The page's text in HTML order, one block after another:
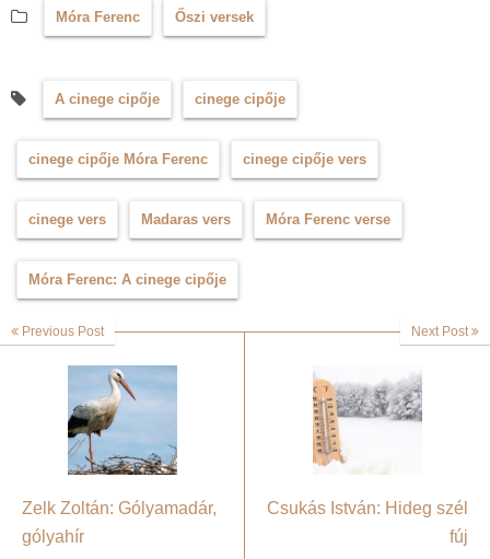
Móra Ferenc Őszi versek
A cinege cipője cinege cipője
cinege cipője Móra Ferenc cinege cipője vers
cinege vers Madaras vers Móra Ferenc verse
Móra Ferenc: A cinege cipője
Previous Post
Zelk Zoltán: Gólyamadár,
gólyahír
Next Post
Csukás István: Hideg szél
fúj